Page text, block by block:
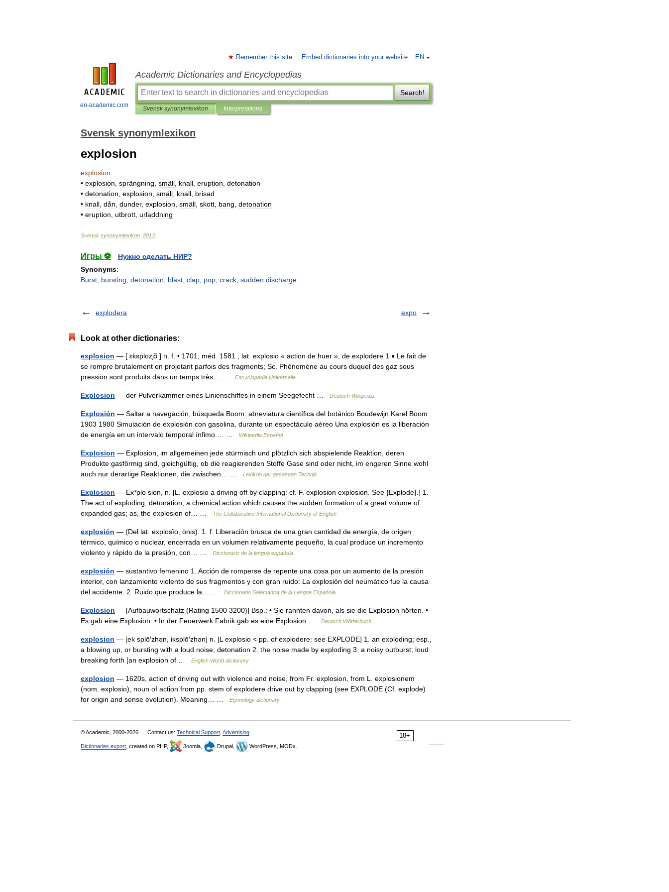
en-academic.com
EN
Remember this site Embed dictionaries into your website
Academic Dictionaries and Encyclopedias
Search!
Svensk synonymlexikon Interpretations
Svensk synonymlexikon
explosion
explosion
• explosion sprängning smäll knall eruption detonation
• detonation explosion smäll knall brisad
• knall dån dunder, explosion smäll skott bang detonation
• eruption utbrott urladdning
Svensk synonymlexikon 2013
Игры ⚽
Нужно сделать НИР?
Synonyms:
Burst bursting detonation blast clap pop crack sudden discharge
explodera expo
Look at other dictionaries:
explosion — [ ɛksplozjɔ̃ ] n. f. • 1701; méd. 1581 ; lat. explosio « action de huer », de explodere 1 ♦ Le fait de
se rompre brutalement en projetant parfois des fragments; Sc. Phénomène au cours duquel des gaz sous
pression sont produits dans un temps très… …
Encyclopédie Universelle
Explosion — der Pulverkammer eines Linienschiffes in einem Seegefecht … Deutsch Wikipedia
Explosión — Saltar a navegación, búsqueda Boom: abreviatura científica del botánico Boudewijn Karel Boom
1903 1980 Simulación de explosión con gasolina, durante un espectáculo aéreo Una explosión es la liberación
de energía en un intervalo temporal ínfimo.… …
Wikipedia Español
Explosion — Explosion, im allgemeinen jede stürmisch und plötzlich sich abspielende Reaktion, deren
Produkte gasförmig sind, gleichgültig, ob die reagierenden Stoffe Gase sind oder nicht, im engeren Sinne wohl
auch nur derartige Reaktionen, die zwischen… …
Lexikon der gesamten Technik
Explosion — Ex*plo sion, n. [L. explosio a driving off by clapping: cf. F. explosion explosion. See {Explode}.] 1.
The act of exploding; detonation; a chemical action which causes the sudden formation of a great volume of
expanded gas; as, the explosion of… …
The Collaborative International Dictionary of English
explosión — (Del lat. explosĭo, ōnis). 1. f. Liberación brusca de una gran cantidad de energía, de origen
térmico, químico o nuclear, encerrada en un volumen relativamente pequeño, la cual produce un incremento
violento y rápido de la presión, con… …
Diccionario de la lengua española
explosión — sustantivo femenino 1. Acción de romperse de repente una cosa por un aumento de la presión
interior, con lanzamiento violento de sus fragmentos y con gran ruido: La explosión del neumático fue la causa
del accidente. 2. Ruido que produce la… …
Diccionario Salamanca de la Lengua Española
Explosion — [Aufbauwortschatz (Rating 1500 3200)] Bsp.: • Sie rannten davon, als sie die Explosion hörten. •
Es gab eine Explosion. • In der Feuerwerk Fabrik gab es eine Explosion …
Deutsch Wörterbuch
explosion — [ek splō′zhən, iksplō′zhən] n. [L explosio < pp. of explodere: see EXPLODE] 1. an exploding; esp.,
a blowing up, or bursting with a loud noise; detonation 2. the noise made by exploding 3. a noisy outburst; loud
breaking forth [an explosion of …
English World dictionary
explosion — 1620s, action of driving out with violence and noise, from Fr. explosion, from L. explosionem
(nom. explosio), noun of action from pp. stem of explodere drive out by clapping (see EXPLODE (Cf. explode)
for origin and sense evolution). Meaning… …
Etymology dictionary
18+
© Academic, 2000-2026 Contact us: Technical Support Advertising
Dictionaries export , created on PHP, Joomla, Drupal, WordPress, MODx.